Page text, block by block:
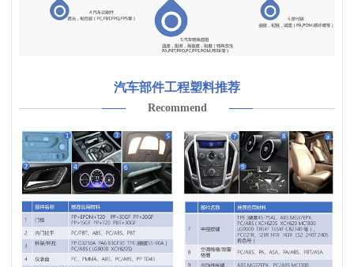
汽车部件工程塑料推荐
Recommend